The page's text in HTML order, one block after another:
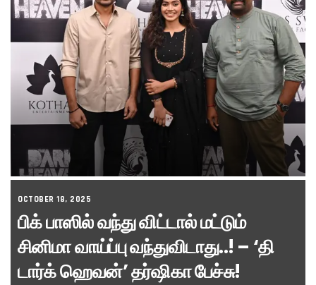
OCTOBER 18, 2025
பிக் பாஸில் வந்து விட்டால் மட்டும்
சினிமா வாய்ப்பு வந்துவிடாது..! – ‘தி
டார்க் ஹெவன்’ தர்ஷிகா பேச்சு!